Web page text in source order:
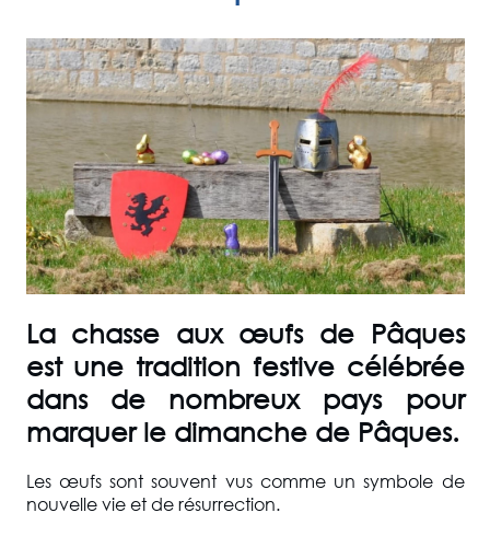
La chasse aux œufs de Pâques
est une tradition festive célébrée
dans de nombreux pays pour
marquer le dimanche de Pâques.
Les œufs sont souvent vus comme un symbole de
nouvelle vie et de résurrection.